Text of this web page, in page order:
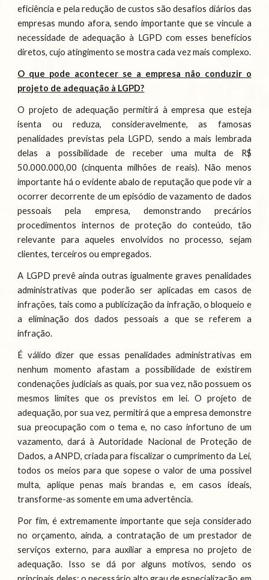
eficiência e pela redução de custos são desafios diários das
empresas mundo afora, sendo importante que se vincule a
necessidade de adequação à LGPD com esses benefícios
diretos, cujo atingimento se mostra cada vez mais complexo.
O que pode acontecer se a empresa não conduzir o
projeto de adequação à LGPD?
O projeto de adequação permitirá à empresa que esteja
isenta ou reduza, consideravelmente, as famosas
penalidades previstas pela LGPD, sendo a mais lembrada
delas a possibilidade de receber uma multa de R$
50.000.000,00 (cinquenta milhões de reais). Não menos
importante há o evidente abalo de reputação que pode vir a
ocorrer decorrente de um episódio de vazamento de dados
pessoais pela empresa, demonstrando precários
procedimentos internos de proteção do conteúdo, tão
relevante para aqueles envolvidos no processo, sejam
clientes, terceiros ou empregados.
A LGPD prevê ainda outras igualmente graves penalidades
administrativas que poderão ser aplicadas em casos de
infrações, tais como a publicização da infração, o bloqueio e
a eliminação dos dados pessoais a que se referem a
infração.
É válido dizer que essas penalidades administrativas em
nenhum momento afastam a possibilidade de existirem
condenações judiciais as quais, por sua vez, não possuem os
mesmos limites que os previstos em lei. O projeto de
adequação, por sua vez, permitirá que a empresa demonstre
sua preocupação com o tema e, no caso infortuno de um
vazamento, dará à Autoridade Nacional de Proteção de
Dados, a ANPD, criada para fiscalizar o cumprimento da Lei,
todos os meios para que sopese o valor de uma possível
multa, aplique penas mais brandas e, em casos ideais,
transforme-as somente em uma advertência.
Por fim, é extremamente importante que seja considerado
no orçamento, ainda, a contratação de um prestador de
serviços externo, para auxiliar a empresa no projeto de
adequação. Isso se dá por alguns motivos, sendo os